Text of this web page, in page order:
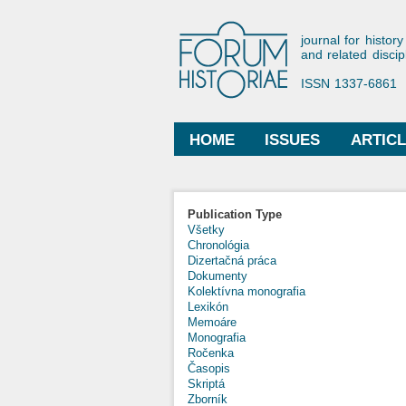
Forum
journal for history
and related
ISSN 1337-6861
Main menu
HOME ISSUES
Publication Type
Všetky
Chronológia
Dizertačná práca
Dokumenty
Kolektívna monografia
Lexikón
Memoáre
Monografia
Ročenka
Časopis
Skriptá
Zborník